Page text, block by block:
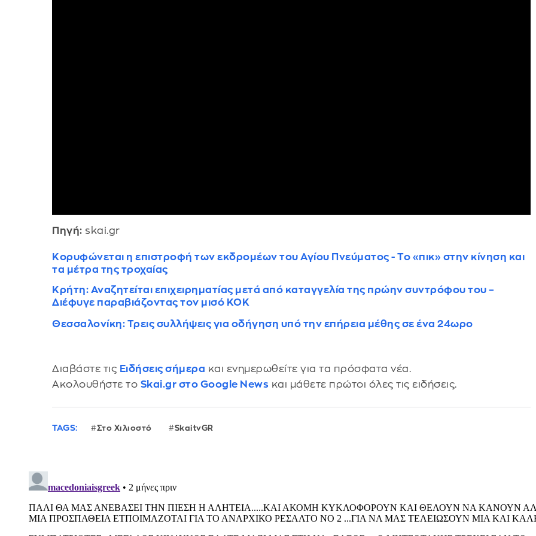
Πηγή: skai.gr
Κορυφώνεται η επιστροφή των εκδρομέων του Αγίου Πνεύματος - Το «πικ» στην κίνηση και
τα μέτρα της τροχαίας
Κρήτη: Αναζητείται επιχειρηματίας μετά από καταγγελία της πρώην συντρόφου του –
Διέφυγε παραβιάζοντας τον μισό ΚΟΚ
Θεσσαλονίκη: Τρεις συλλήψεις για οδήγηση υπό την επήρεια μέθης σε ένα 24ωρο
Διαβάστε τις Ειδήσεις σήμερα και ενημερωθείτε για τα πρόσφατα νέα.
Ακολουθήστε το Skai.gr στο Google News και μάθετε πρώτοι όλες τις ειδήσεις.
TAGS: Στο Χιλιοστό SkaitvGR